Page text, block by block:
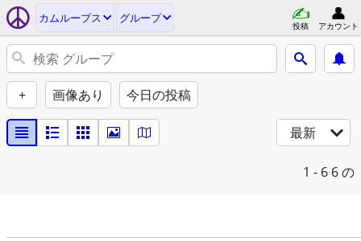
カムループス グループ
投稿 アカウント
+ 画像あり 今日の投稿
最新
1 - 6 6 の